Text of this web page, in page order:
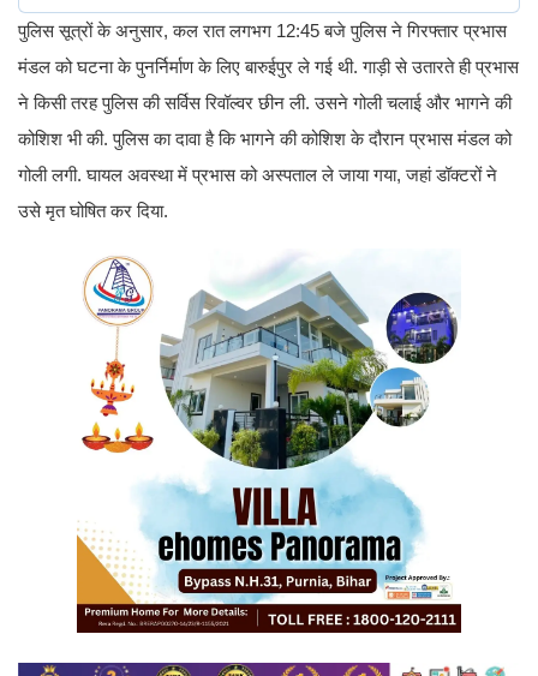
पुलिस सूत्रों के अनुसार, कल रात लगभग 12:45 बजे पुलिस ने गिरफ्तार प्रभास
मंडल को घटना के पुनर्निर्माण के लिए बारुईपुर ले गई थी. गाड़ी से उतारते ही प्रभास
ने किसी तरह पुलिस की सर्विस रिवॉल्वर छीन ली. उसने गोली चलाई और भागने की
कोशिश भी की. पुलिस का दावा है कि भागने की कोशिश के दौरान प्रभास मंडल को
गोली लगी. घायल अवस्था में प्रभास को अस्पताल ले जाया गया, जहां डॉक्टरों ने
उसे मृत घोषित कर दिया.